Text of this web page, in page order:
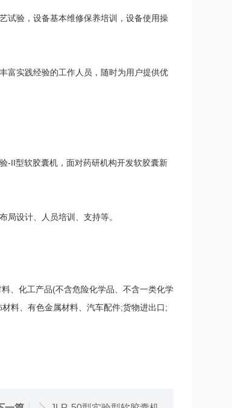
验，设备基本维修保养培训，设备使用操
实践经验的工作人员，随时为用户提供优
II型软胶囊机，面对药研机构开发软胶囊新
设计、人员培训、支持等。
、化工产品(不含危险化学品、不含一类化学
料、有色金属材料、汽车配件;货物进出口;